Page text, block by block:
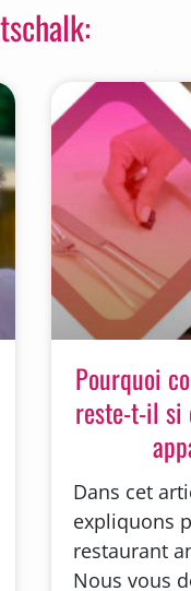
Pourquoi
reste-t-il si
Dans cet
expliquons
restaurant
Nous vous